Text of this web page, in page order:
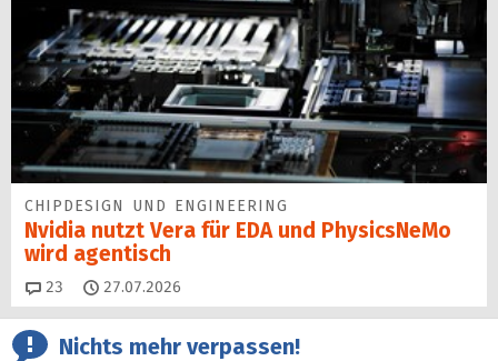
CHIPDESIGN UND ENGINEERING
Nvidia nutzt Vera für EDA und PhysicsNeMo
wird agentisch
23 Kommentare
27.07.2026
Nichts mehr verpassen!